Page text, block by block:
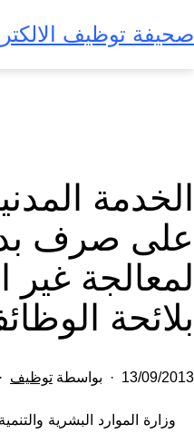
إلى
المحتوى
صحيفة توظيف
الخدمة
لمعالجة غير
بلائحة
تم
في
13/09/2013 بواسطة توظيف
وزارة الموارد البشرية